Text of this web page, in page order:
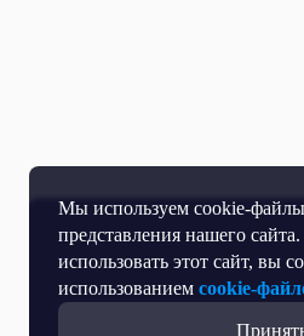
Мы используем cookie-
представления нашего
использовать этот сайт, вы
использованием cookie-